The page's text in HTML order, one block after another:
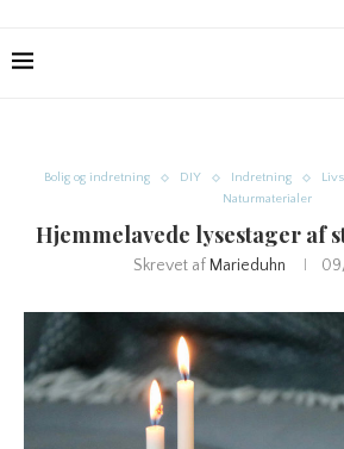
Bolig og indretning DIY Indretning
Naturmaterialer
Hjemmelavede lysestager af
Skrevet af Marieduhn